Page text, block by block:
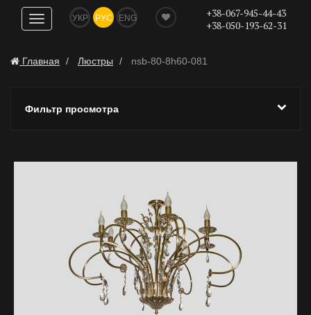
Показать
навигацию
УКР РУС ENG
+38-067-945-44-43
+38-050-193-62-31
Главная Люстры nsb-80-8h60-081
Фильтр просмотра